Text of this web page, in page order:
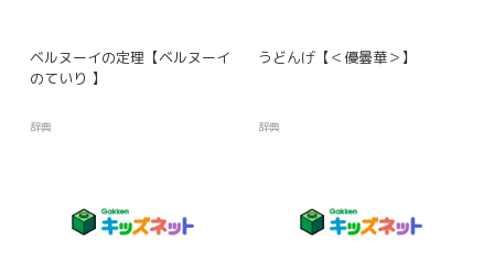
ベルヌーイの定理【ベルヌーイ
のていり 】
辞典
うどんげ【＜優曇華＞】
辞典